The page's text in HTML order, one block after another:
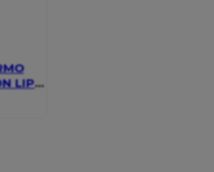
LIP